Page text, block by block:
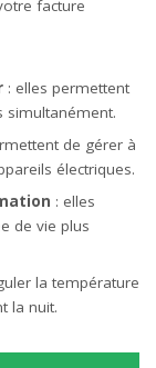
facture
: elles permettent
simultanément.
de gérer à
électriques.
: elles
de vie plus
la température
la nuit.